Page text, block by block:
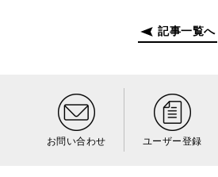
記事一覧へ
お問い合わせ ユーザー登録